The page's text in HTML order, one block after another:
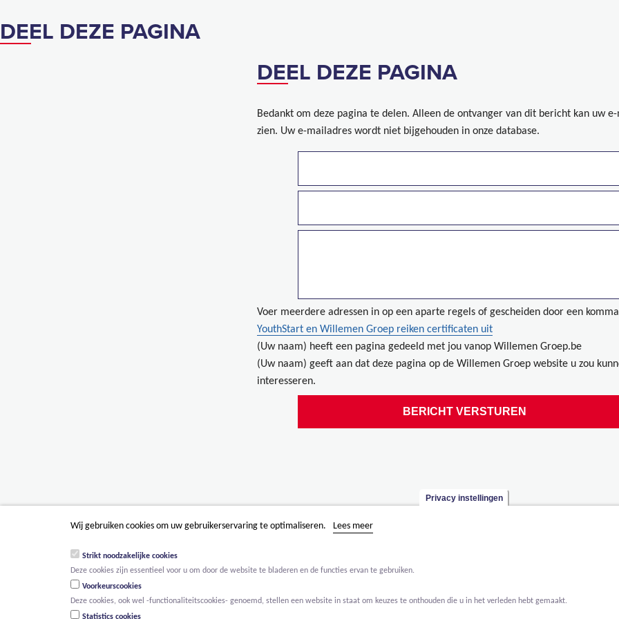
DEEL DEZE PAGINA
DEEL DEZE PAGINA
Bedankt om deze pagina te delen. Alleen de ontvanger van dit bericht kan uw
zien. Uw e-mailadres wordt niet bijgehouden in onze database.
Voer meerdere adressen in op een aparte regels of gescheiden door een
YouthStart en Willemen Groep reiken certificaten uit
(Uw naam) heeft een pagina gedeeld met jou vanop Willemen Groep.be
(Uw naam) geeft aan dat deze pagina op de Willemen Groep website u zou
interesseren.
Privacy instellingen
Wij gebruiken cookies om uw gebruikerservaring te optimaliseren. Lees meer
Strikt noodzakelijke cookies
Deze cookies zijn essentieel voor u om door de website te bladeren en de functies ervan te gebruiken.
Voorkeurscookies
Deze cookies, ook wel -functionaliteitscookies- genoemd, stellen een website in staat om keuzes te onthouden die u in het verleden hebt gemaakt.
Statistics cookies